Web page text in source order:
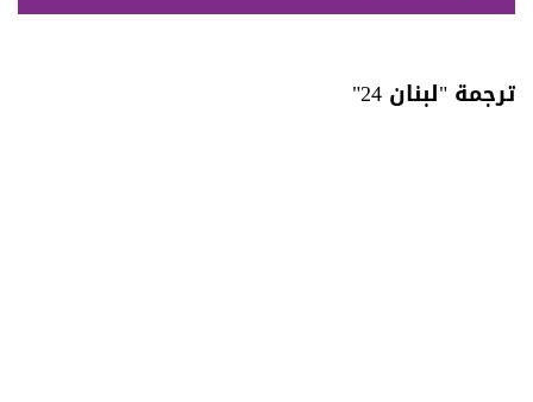
ترجمة "لبنان 24"